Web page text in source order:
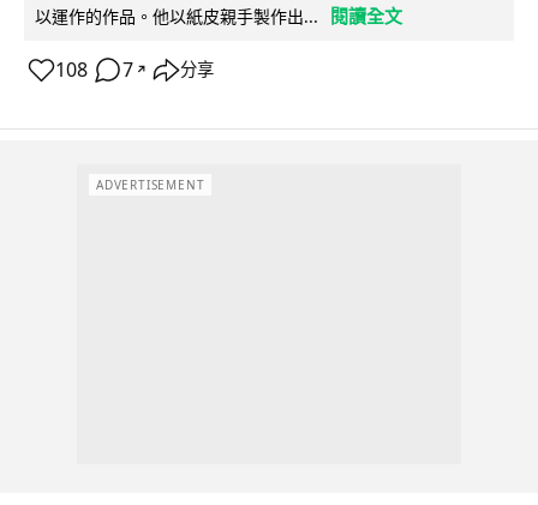
以運作的作品。他以紙皮親手製作出...
閱讀全文
108 7 ↗ 分享
ADVERTISEMENT